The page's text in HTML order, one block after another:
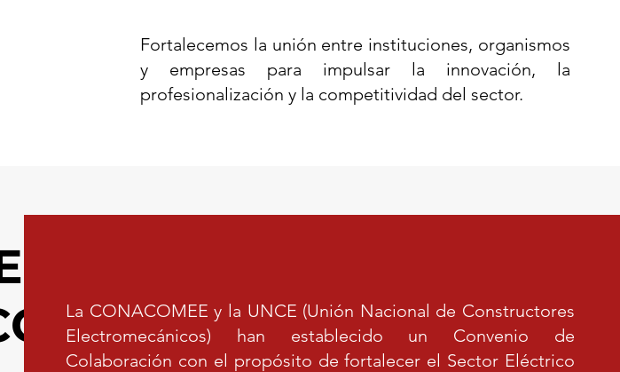
​Fortalecemos la unión entre instituciones, organismos
y empresas para impulsar la innovación, la
profesionalización y la competitividad del sector.
La CONACOMEE y la UNCE (Unión Nacional de Constructores
Electromecánicos) han establecido un Convenio de
Colaboración con el propósito de fortalecer el Sector Eléctrico